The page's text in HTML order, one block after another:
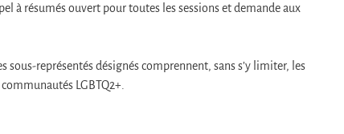
à résumés ouvert pour toutes les sessions et demande aux
sous-représentés désignés comprennent, sans s’y limiter, les
LGBTQ2+.